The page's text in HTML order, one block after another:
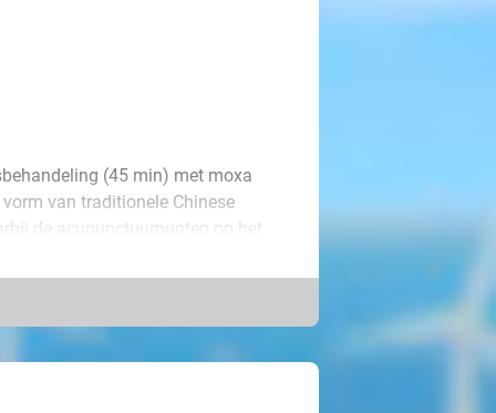
(45 min) met moxa
van traditionele Chinese
de acupunctuurpunten op het
cupping, waarbij cups de huid
Wanneer jij bij haar een